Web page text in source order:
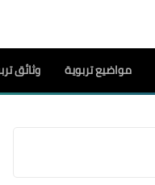
مواضيع تربوية وثائق